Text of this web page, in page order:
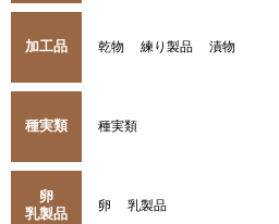
加工品 乾物 練り製品 漬物
種実類 種実類
卵
乳製品
卵 乳製品